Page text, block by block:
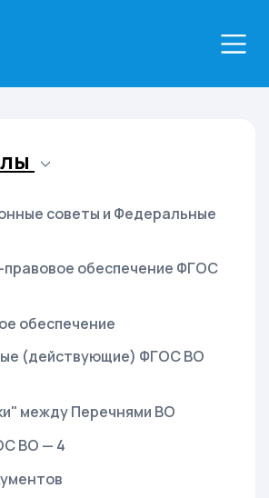
советы и Федеральные
обеспечение ФГОС
обеспечение
(действующие) ФГОС ВО
между Перечнями ВО
ВО — 4